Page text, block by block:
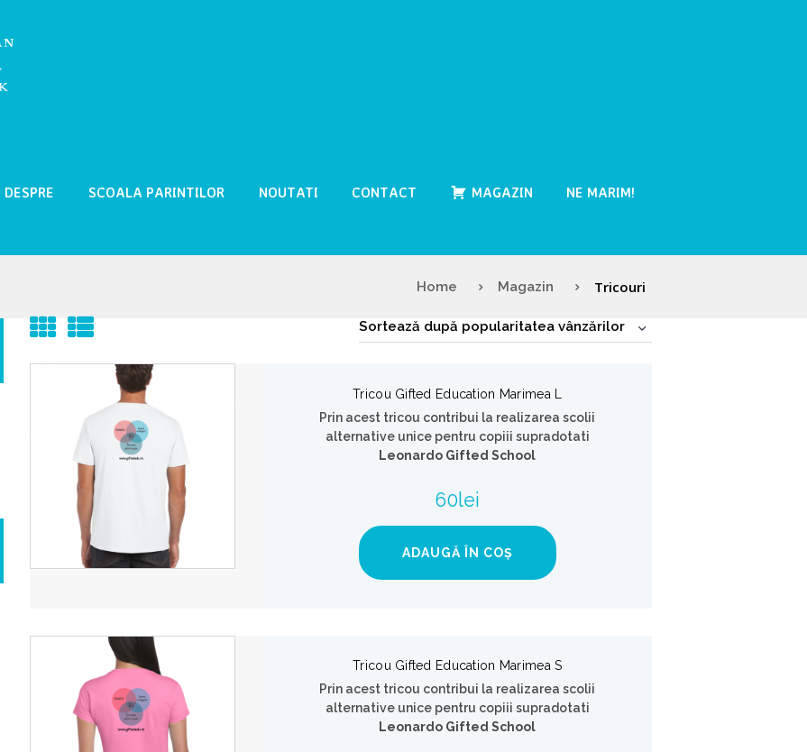
DESPRE SCOALA PARINTILOR NOUTATI CONTACT MAGAZIN NE MARIM!
Home Magazin Tricouri
Tricou Gifted Education Marimea L
Prin acest tricou contribui la realizarea scolii
alternative unice pentru copiii supradotati
Leonardo Gifted School
60lei
ADAUGĂ ÎN COȘ
Tricou Gifted Education Marimea S
Prin acest tricou contribui la realizarea scolii
alternative unice pentru copiii supradotati
Leonardo Gifted School